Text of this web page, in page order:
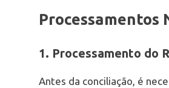
Processamentos
1. Processamento do
Antes da conciliação, é